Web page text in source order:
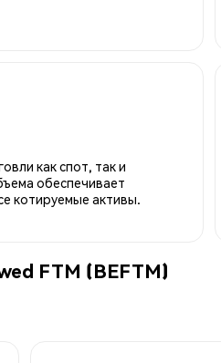
как спот, так и
обеспечивает
котируемые активы.
FTM (BEFTM)